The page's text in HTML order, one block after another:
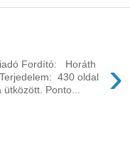
›
Fordító: Horáth
430 oldal
Ponto...